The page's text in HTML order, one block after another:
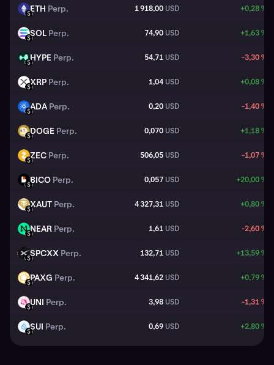
ETH
USDETH Perp. 1 918,00 USD +0,28 %
SOL
USDSOL Perp. 74,90 USD +1,63 %
HYPE
USDHYPE Perp. 54,71 USD -3,30 %
XRP
USDXRP Perp. 1,04 USD +0,08 %
ADA
USDADAPerp. 0,20 USD -1,40 %
DOGE
USDDOGE Perp. 0,070 USD +1,18 %
ZEC
USDZEC Perp. 506,05 USD -1,07 %
BICO
USDBICO Perp. 0,057 USD +20,00 %
XAUT
USDXAUT Perp. 4 327,31 USD +0,80 %
NEAR
USDNEAR Perp. 1,61 USD -2,60 %
SPCXX
USDSPCXX Perp. 132,71 USD +13,59 %
PAXG
USDPAXG Perp. 4 341,62 USD +0,79 %
UNI
USDUNI Perp. 3,98 USD -1,31 %
SUI
USDSUI Perp. 0,69 USD +2,80 %